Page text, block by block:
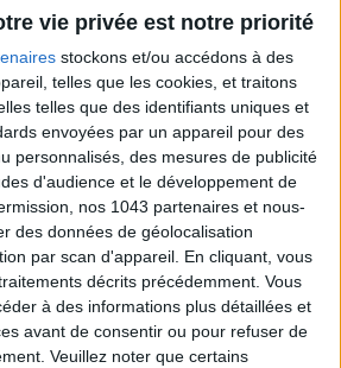
vie privée est notre priorité
stockons et/ou accédons à des
telles que les cookies, et traitons
telles que des identifiants uniques et
envoyées par un appareil pour des
personnalisés, des mesures de publicité
d'audience et le développement de
nos 1043 partenaires et nous-
des données de géolocalisation
par scan d'appareil. En cliquant, vous
décrits précédemment. Vous
à des informations plus détaillées et
avant de consentir ou pour refuser de
Veuillez noter que certains
for our newsletter
SUBSCRIBE